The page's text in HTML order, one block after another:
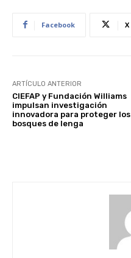
Facebook X
ARTÍCULO ANTERIOR
CIEFAP y Fundación Williams
impulsan investigación
innovadora para proteger los
bosques de lenga